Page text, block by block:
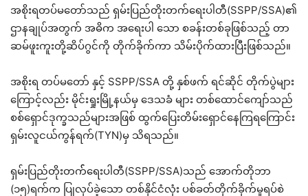
အစိုးရတပ်မတော်သည် ရှမ်းပြည်တိုးတက်ရေးပါတီ(SSPP/SSA)၏
ဌာနချုပ်အတွက် အဓိက အရေးပါ သော စခန်းတစ်ခုဖြစ်သည့် တာ
ဆမ်ဖူးကူးတို့ဆိပ်ဂွင်ကို တိုက်ခိုက်ကာ သိမ်းပိုက်ထားပြီးဖြစ်သည်။
အစိုးရ တပ်မတော် နှင့် SSPP/SSA တို့ နှစ်ဖက် ရင်ဆိုင် တိုက်ပွဲများ
ကြောင့်လည်း မိုင်းရှုးမြို့နယ်မှ ဒေသခံ များ တစ်ထောင်ကျော်သည်
စစ်ရှောင်ဒုက္ခသည်များအဖြစ် ထွက်ပြေးတိမ်းရှောင်နေကြရကြောင်း
ရှမ်းလူငယ်ကွန်ရက်(TYN)မှ သိရသည်။
ရှမ်းပြည်တိုးတက််ရေးပါတီ(SSPP/SSA)သည် အောက်တိုဘာ
(၁၅)ရက်က ပြုလုပ်ခဲ့သော တစ်နိုင်ငံလုံး ပစ်ခတ်တိုက်ခိုက်မှုရပ်စဲ